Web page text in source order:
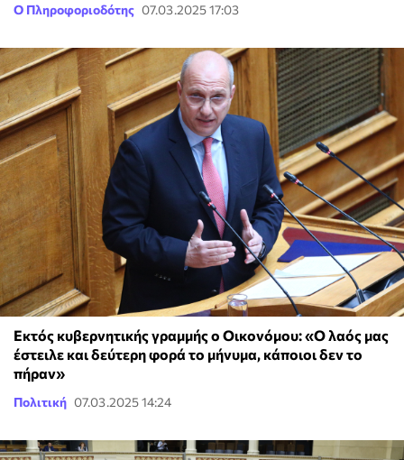
Ο Πληροφοριοδότης 07.03.2025 17:03
Εκτός κυβερνητικής γραμμής ο Οικονόμου: «Ο λαός μας
έστειλε και δεύτερη φορά το μήνυμα, κάποιοι δεν το
πήραν»
Πολιτική 07.03.2025 14:24